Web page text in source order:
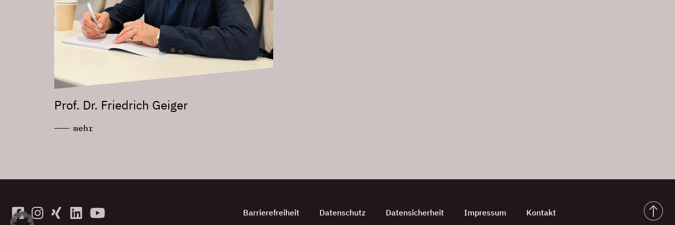
Prof. Dr. Friedrich Geiger
mehr
Barrierefreiheit Datenschutz Datensicherheit Impressum Kontakt